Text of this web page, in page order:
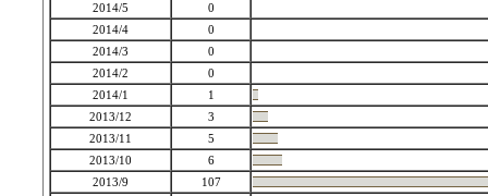
2014/5
0
2014/4
0
2014/3
0
2014/2
0
2014/1
1
2013/12
3
2013/11
5
2013/10
6
2013/9
107